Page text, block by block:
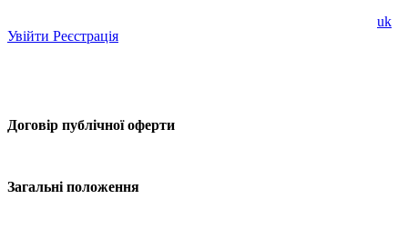
uk
Увійти Реєстрація
Договір публічної оферти
Загальні положення